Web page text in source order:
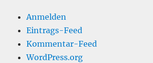
Anmelden
Eintrags-Feed
Kommentar-Feed
WordPress.org